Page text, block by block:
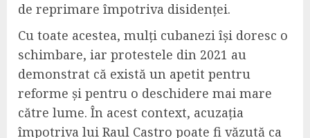
de reprimare împotriva disidenței.
Cu toate acestea, mulți cubanezi își doresc o
schimbare, iar protestele din 2021 au
demonstrat că există un apetit pentru
reforme și pentru o deschidere mai mare
către lume. În acest context, acuzația
împotriva lui Raul Castro poate fi văzută ca